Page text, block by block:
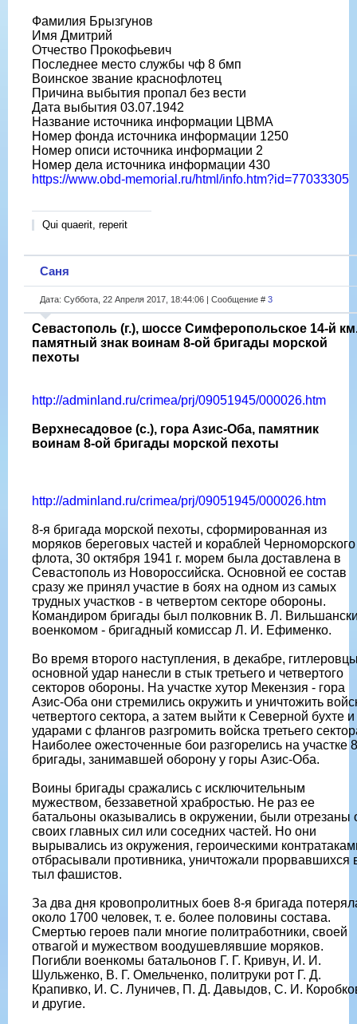
Фамилия Брызгунов
Имя Дмитрий
Отчество Прокофьевич
Последнее место службы чф 8 бмп
Воинское звание краснофлотец
Причина выбытия пропал без вести
Дата выбытия 03.07.1942
Название источника информации ЦВМА
Номер фонда источника информации 1250
Номер описи источника информации 2
Номер дела источника информации 430
https://www.obd-memorial.ru/html/info.htm?id=77033305
Qui quaerit, reperit
Саня
Дата: Суббота, 22 Апреля 2017, 18:44:06 | Сообщение # 3
Севастополь (г.), шоссе Симферопольское 14-й
памятный знак воинам 8-ой бригады морской
пехоты
http://adminland.ru/crimea/prj/09051945/000026.htm
Верхнесадовое (с.), гора Азис-Оба, памятник
воинам 8-ой бригады морской пехоты
http://adminland.ru/crimea/prj/09051945/000026.htm
8-я бригада морской пехоты, сформированная из
моряков береговых частей и кораблей Черноморского
флота, 30 октября 1941 г. морем была доставлена в
Севастополь из Новороссийска. Основной ее состав
сразу же принял участие в боях на одном из самых
трудных участков - в четвертом секторе обороны.
Командиром бригады был полковник В. Л.
военкомом - бригадный комиссар Л. И. Ефименко.
Во время второго наступления, в декабре,
основной удар нанесли в стык третьего и четвертого
секторов обороны. На участке хутор Мекензия - гора
Азис-Оба они стремились окружить и уничтожить
четвертого сектора, а затем выйти к Северной бухте и
ударами с флангов разгромить войска третьего
Наиболее ожесточенные бои разгорелись на участке
бригады, занимавшей оборону у горы Азис-Оба.
Воины бригады сражались с исключительным
мужеством, беззаветной храбростью. Не раз ее
батальоны оказывались в окружении, были отрезаны
своих главных сил или соседних частей. Но они
вырывались из окружения, героическими
отбрасывали противника, уничтожали прорвавшихся
тыл фашистов.
За два дня кровопролитных боев 8-я бригада
около 1700 человек, т. е. более половины состава.
Смертью героев пали многие политработники, своей
отвагой и мужеством воодушевлявшие моряков.
Погибли военкомы батальонов Г. Г. Кривун, И. И.
Шульженко, В. Г. Омельченко, политруки рот Г. Д.
Крапивко, И. С. Луничев, П. Д. Давыдов, С. И.
и другие.